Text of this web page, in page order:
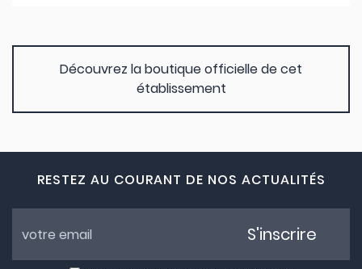
Découvrez la boutique officielle de cet
établissement
RESTEZ AU COURANT DE NOS ACTUALITÉS
S'inscrire